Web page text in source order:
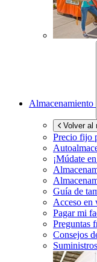
Almacenamiento
Volver al
Precio fijo
¡Múdate
Guía de
Acceso en
Pagar mi
Preguntas
Consejos